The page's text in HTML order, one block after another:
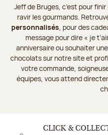
Jeff de Bruges, c’est pour
ravir les gourmands.
personnalisés , pour des
message pour dire « je
anniversaire ou souhaiter
chocolats sur notre site et
votre commande,
équipes, vous attend
CLICK &